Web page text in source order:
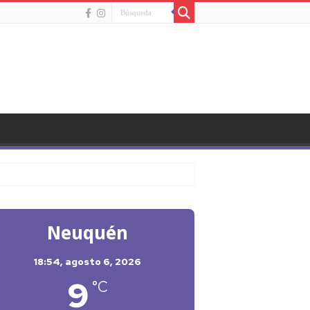
Neuquén
18:54, agosto 6, 2026
9 °C